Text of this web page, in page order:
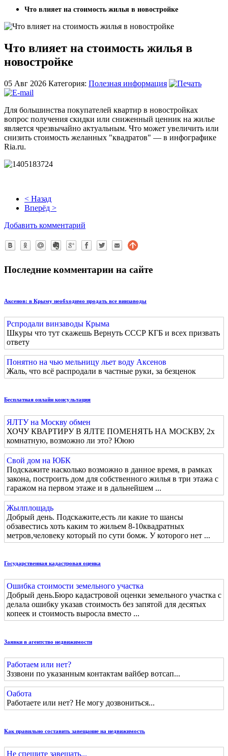
Что влияет на стоимость жилья в новостройке
Что влияет на стоимость жилья в
новостройке
05 Авг 2026 Категория: Полезная информация
Для большинства покупателей квартир в новостройках
вопрос получения скидки или сниженный ценник на жилье
является чрезвычайно актуальным. Что может увеличить или
снизить стоимость желанных "квадратов" — в инфографике
Ria.ru.
< Назад
Вперёд >
Добавить комментарий
Последние комментарии на сайте
Аксенов: в Крыму необходимо продать все винзаводы
Рспродали винзаводы Крыма
Шкуры что тут скажешь Вернуть СССР КГБ и всех призвать
ответу
Понятно на чью мельницу льет воду Аксенов
Жаль, что всё распродали в частные руки, за безценок
Бесплатная онлайн консультация
ЯЛТУ на Москву обмен
ХОЧУ КВАРТИРУ В ЯЛТЕ ПОМЕНЯТЬ НА МОСКВУ, 2х
комнатную, возможно ли это? Ююю
Свой дом на ЮБК
Подскажите насколько возможно в данное время, в рамках
закона, построить дом для собственного жилья в три этажа с
гаражом на первом этаже и в дальнейшем ...
Жылплощадь
Добрый день. Подскажите,есть ли какие то шансы
обзавестись хоть каким то жильем 8-10квадратных
метров,человеку который по сути бомж. У которого нет ...
Государственная кадастровая оценка
Ошибка стоимости земельного участка
Добрый день.Бюро кадастровой оценки земельного участка с
делала ошибку указав стоимость без запятой для десятых
копеек и стоимость выросла вместо ...
Заявки в агентство недвижимости
Работаем или нет?
Зззвони по указанным контактам вайбер вотсап...
Оабота
Работаете или нет? Не могу дозвониться...
Как правильно составить завещание на недвижимость
Не спешите завещать...